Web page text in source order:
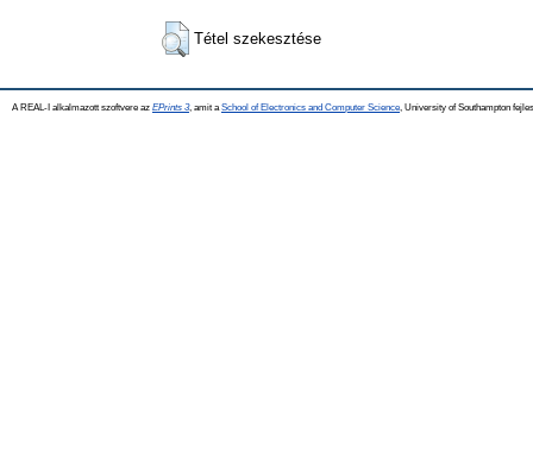
Tétel szekesztése
A REAL-I alkalmazott szoftvere az EPrints 3, amit a School of Electronics and Computer Science , University of Southampton